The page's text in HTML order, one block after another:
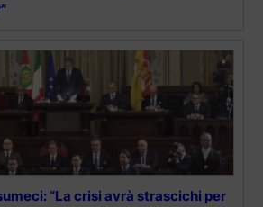
“La crisi avrà strascichi per